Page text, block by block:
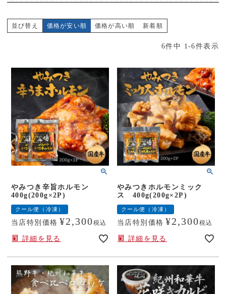
並び替え 価格が安い順 価格が高い順 新着順
6件中 1 -6件表示
やみつき辛旨ホルモン
400g(200g×2P)
クール便（冷凍）
当店特別価格 ¥2,300税込
詳細を見る
やみつきホルモンミック
ス 400g(200g×2P)
クール便（冷凍）
当店特別価格 ¥2,300税込
詳細を見る